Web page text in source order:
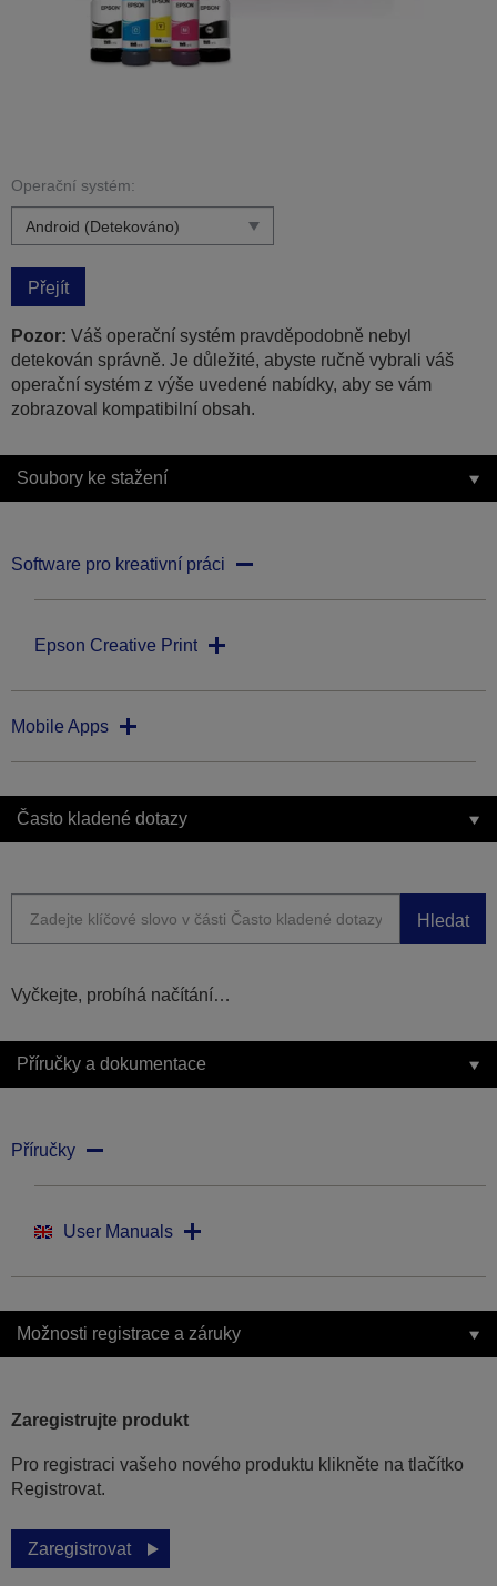
Operační systém:
Přejít
Pozor: Váš operační systém pravděpodobně nebyl
detekován správně. Je důležité, abyste ručně vybrali váš
operační systém z výše uvedené nabídky, aby se vám
zobrazoval kompatibilní obsah.
Soubory ke stažení
Software pro kreativní práci
Epson Creative Print
Mobile Apps
Často kladené dotazy
Hledat
Vyčkejte, probíhá načítání…
Příručky a dokumentace
Příručky
User Manuals
Možnosti registrace a záruky
Zaregistrujte produkt
Pro registraci vašeho nového produktu klikněte na tlačítko
Registrovat.
Zaregistrovat